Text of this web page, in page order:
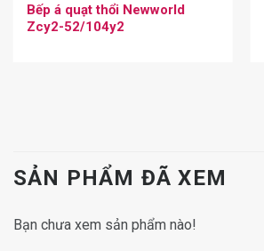
Bếp á quạt thổi Newworld
Zcy2-52/104y2
SẢN PHẨM ĐÃ XEM
Bạn chưa xem sản phẩm nào!